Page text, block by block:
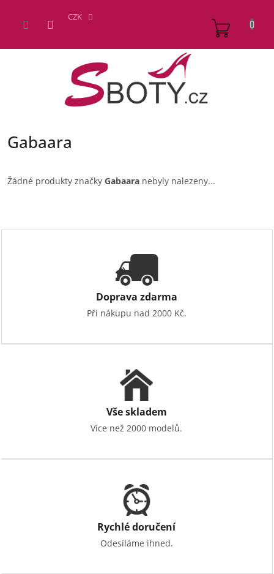
obsah
CZK
Gabaara
Žádné produkty značkyGabaara nebyly nalezeny...
Doprava zdarma
Při nákupu nad 2000 Kč.
Vše skladem
Více než 2000 modelů.
Rychlé doručení
Odesíláme ihned.